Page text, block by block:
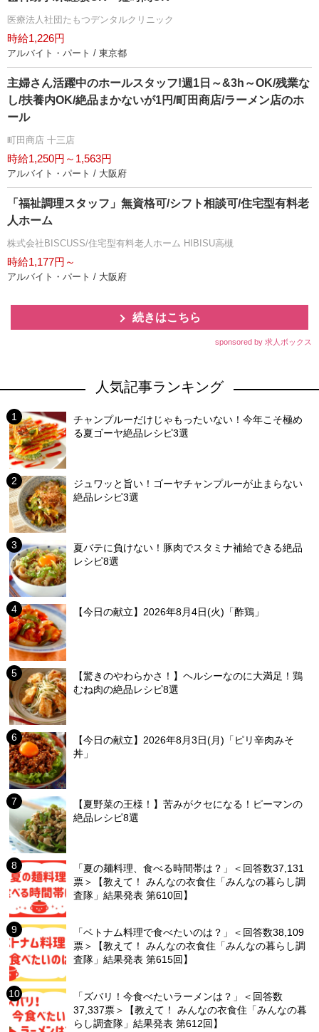
医療法人社団たもつデンタルクリニック
時給1,226円
アルバイト・パート / 東京都
主婦さん活躍中のホールスタッフ!週1日～&3h～OK/残業な
し/扶養内OK/絶品まかないが1円/町田商店/ラーメン店のホ
ール
町田商店 十三店
時給1,250円～1,563円
アルバイト・パート / 大阪府
「福祉調理スタッフ」無資格可/シフト相談可/住宅型有料老
人ホーム
株式会社BISCUSS/住宅型有料老人ホーム HIBISU高槻
時給1,177円～
アルバイト・パート / 大阪府
続きはこちら
sponsored by 求人ボックス
人気記事ランキング
チャンプルーだけじゃもったいない！今年こそ極め
る夏ゴーヤ絶品レシピ3選
ジュワッと旨い！ゴーヤチャンプルーが止まらない
絶品レシピ3選
夏バテに負けない！豚肉でスタミナ補給できる絶品
レシピ8選
【今日の献立】2026年8月4日(火)「酢鶏」
【驚きのやわらかさ！】ヘルシーなのに大満足！鶏
むね肉の絶品レシピ8選
【今日の献立】2026年8月3日(月)「ピリ辛肉みそ
丼」
【夏野菜の王様！】苦みがクセになる！ピーマンの
絶品レシピ8選
「夏の麺料理、食べる時間帯は？」＜回答数37,131
票＞【教えて！ みんなの衣食住「みんなの暮らし調
査隊」結果発表 第610回】
「ベトナム料理で食べたいのは？」＜回答数38,109
票＞【教えて！ みんなの衣食住「みんなの暮らし調
査隊」結果発表 第615回】
「ズバリ！今食べたいラーメンは？」＜回答数
37,337票＞【教えて！ みんなの衣食住「みんなの暮
らし調査隊」結果発表 第612回】